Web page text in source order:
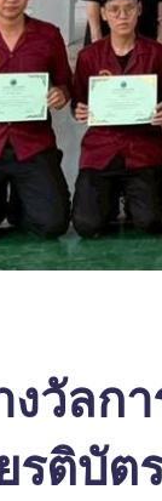
งวัลก
รติบัต